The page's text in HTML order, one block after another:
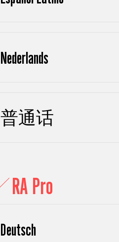
Nederlands
普通话
RA Pro
Deutsch